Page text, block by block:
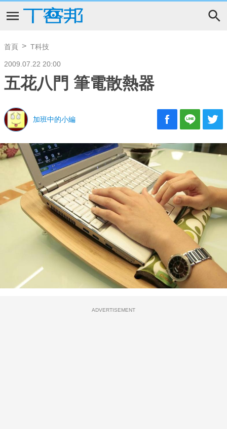
首頁 T科技
2009.07.22 20:00
五花八門 筆電散熱器
加班中的小編
ADVERTISEMENT